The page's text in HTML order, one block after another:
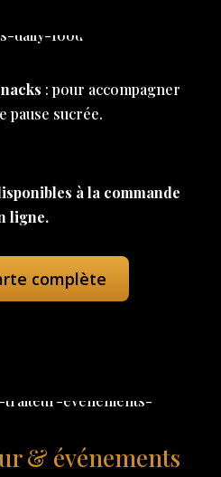
: pour accompagner
pause sucrée.
à la commande
ligne.
complète
& événements